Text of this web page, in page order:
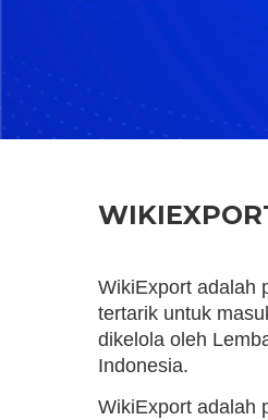
WikiExport adalah
tertarik untuk
dikelola oleh
Indonesia.
WikiExport adalah